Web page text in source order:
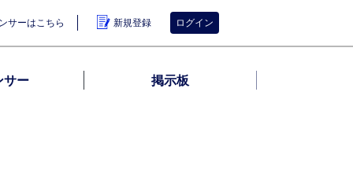
サーはこちら 新規登録 ログイン
サー 掲示板